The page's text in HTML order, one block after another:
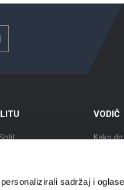
sadržaj i
povijest
VODIČ
Kako